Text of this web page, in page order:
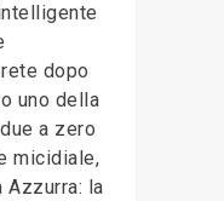
dopo
uno della
a zero
micidiale,
la